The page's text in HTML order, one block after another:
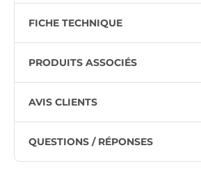
FICHE TECHNIQUE
PRODUITS ASSOCIÉS
AVIS CLIENTS
QUESTIONS / RÉPONSES